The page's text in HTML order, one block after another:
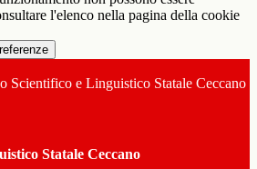
l'elenco nella pagina della cookie
Scientifico e Linguistico Statale Ceccano
Statale Ceccano